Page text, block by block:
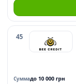
45
Суммадо 10 000 грн